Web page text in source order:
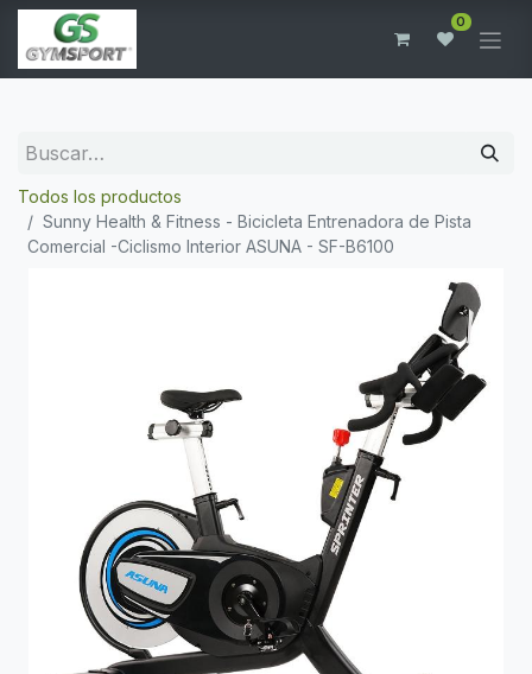
0
Todos los productos
Sunny Health & Fitness - Bicicleta Entrenadora de Pista
Comercial -Ciclismo Interior ASUNA - SF-B6100